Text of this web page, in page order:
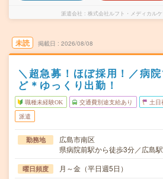
派遣会社 株式会社ルフト・メディカル
未読 掲載日 2026/08/08
＼超急募！ほぼ採用！／病
ど＊ゆっくり出勤！
職種未経験OK 交通費別途支給あり 土日
派遣
勤務地
広島市南区
県病院前駅から徒歩3分／広島
曜日頻度 月～金（平日週5日）